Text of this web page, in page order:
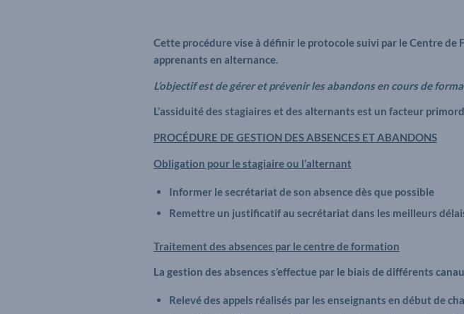
Cette procédure vise à définir le protocole suivi par le Centre de
apprenants en alternance.
L’objectif est de gérer et prévenir les abandons en cours de
L’assiduité des stagiaires et des alternants est un facteur
PROCÉDURE DE GESTION DES ABSENCES ET ABANDONS
Obligation pour le stagiaire ou l’alternant
Informer le secrétariat de son absence dès que possible
Remettre un justificatif au secrétariat dans les meilleurs
Traitement des absences par le centre de formation
La gestion des absences s’effectue par le biais de différents
Relevé des appels réalisés par les enseignants en début de